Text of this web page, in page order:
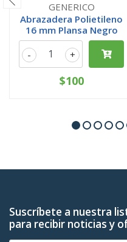
GENERICO
Abrazadera Polietileno
16 mm Plansa Negro
+
-
$100
Suscríbete a nuestra
para recibir noticias y